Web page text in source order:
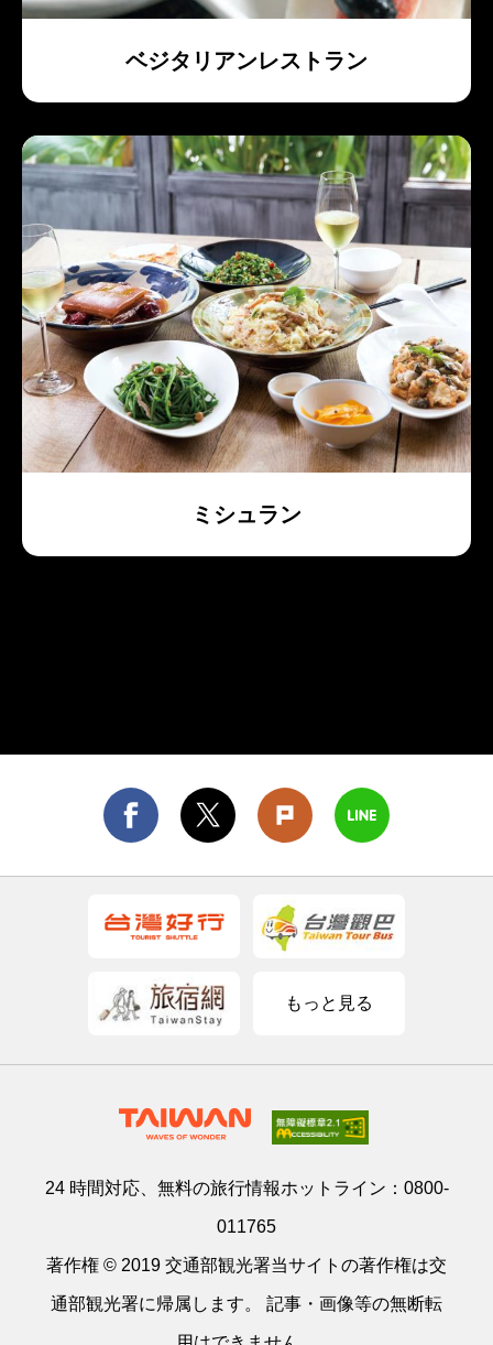
ベジタリアンレストラン
ミシュラン
もっと見る
24 時間対応、無料の旅行情報ホットライン： 0800-
011765
著作権 © 2019 交通部観光署当サイトの著作権は交
通部観光署に帰属します。 記事・画像等の無断転